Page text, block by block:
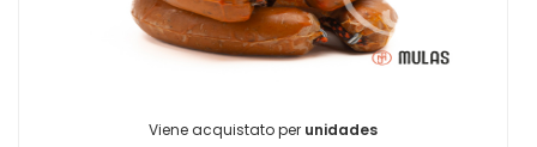
Viene acquistato per unidades